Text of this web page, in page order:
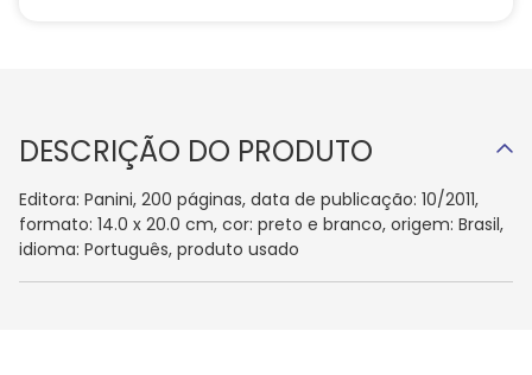
DESCRIÇÃO DO PRODUTO
Editora: Panini, 200 páginas, data de publicação: 10/2011,
formato: 14.0 x 20.0 cm, cor: preto e branco, origem: Brasil,
idioma: Português, produto usado